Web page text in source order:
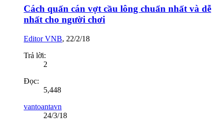
Cách quấn cán vợt cầu lông chuẩn nhất và dễ
nhất cho người chơi
Editor VNB, 22/2/18
Trả lời:
2
Đọc:
5,448
vantoantavn
24/3/18